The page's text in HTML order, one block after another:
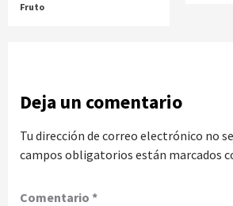
Fruto
Deja un comentario
Tu dirección de correo electrónico no
campos obligatorios están marcados
Comentario *